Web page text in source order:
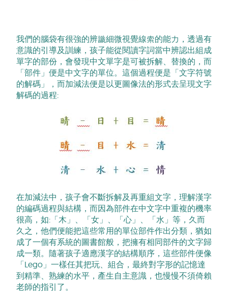
我們的腦袋有很強的辨識細微視覺線索的能力，透過有
意識的引導及訓練，孩子能從閱讀字詞當中辨認出組成
單字的部份，會發現中文單字是可被拆解、替換的，而
「部件」便是中文字的單位。這個過程便是「文字符號
的解碼」，而加減法便是以更圖像法的形式去呈現文字
解碼的過程:
在加減法中，孩子會不斷拆解及再重組文字，理解漢字
的編碼過程與結構，而因為部件在中文字中重複的機率
很高，如:「木」、「女」、「心」、「水」等，久而
久之，他們便能把這些常用的單位部件作出分類，猶如
成了一個有系統的圖書館般，把擁有相同部件的文字歸
成一類。隨著孩子適應漢字的結構順序，這些部件便像
「Lego」一樣任其把玩、組合，最終對字形的記憶達
到精準、熟練的水平，產生自主意識，也慢慢不須倚賴
老師的指引了。